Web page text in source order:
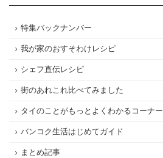
特集バックナンバー
我が家のおすそわけレシピ
シェフ直伝レシピ
街のあれこれ比べてみました
タイのことがもっとよくわかるコーナー
バンコク生活はじめてガイド
まとめ記事